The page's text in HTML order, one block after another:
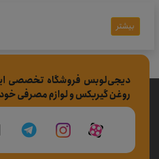
بیشتر
دیجی‌لوبس فروشگاه تخصصی
روغن گیربکس و لوازم مصرفی